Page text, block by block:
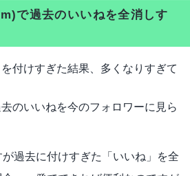
で過去のいいねを全消しす
付けすぎた結果、多くなりすぎて
のいいねを今のフォロワーに見ら
過去に付けすぎた「いいね」を全